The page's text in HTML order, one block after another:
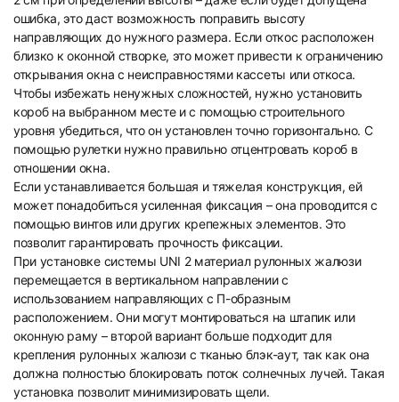
ошибка, это даст возможность поправить высоту
направляющих до нужного размера. Если откос расположен
близко к оконной створке, это может привести к ограничению
открывания окна с неисправностями кассеты или откоса.
Чтобы избежать ненужных сложностей, нужно установить
короб на выбранном месте и с помощью строительного
уровня убедиться, что он установлен точно горизонтально. С
помощью рулетки нужно правильно отцентровать короб в
отношении окна.
Если устанавливается большая и тяжелая конструкция, ей
может понадобиться усиленная фиксация – она проводится с
помощью винтов или других крепежных элементов. Это
позволит гарантировать прочность фиксации.
При установке системы UNI 2 материал рулонных жалюзи
перемещается в вертикальном направлении с
использованием направляющих с П-образным
расположением. Они могут монтироваться на штапик или
оконную раму – второй вариант больше подходит для
крепления рулонных жалюзи с тканью блэк-аут, так как она
должна полностью блокировать поток солнечных лучей. Такая
установка позволит минимизировать щели.